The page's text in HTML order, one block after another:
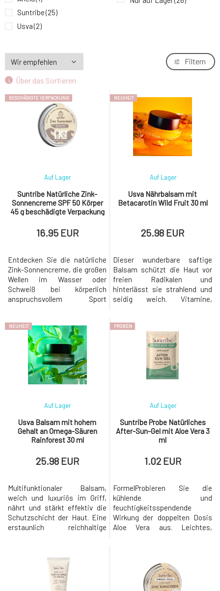
9.
Suntribe Natürliches After-Sun-Gel mit Aloe
Suntribe(25)
Usva(2)
Über das Sortieren
Filtern
BESCHÄDIGTE VERPACKUNG
Suntribe Natürliche Zink-
Sonnencreme SPF 50 Körper
45 g beschädigte Verpackung
Auf Lager
16.95 EUR
Entdecken Sie die natürliche
Zink-Sonnencreme, die großen
Wellen im Wasser oder
Schweiß bei körperlich
anspruchsvollem Sport
Korallenriffe schädigen) und
brennt nicht bei Kontakt mit
den Augen. Dies ist die beste
Zink-Sonnencreme, die Sie auf
dem Markt finden
können.Sonnencreme für spo
NEUHEIT
Usva Nährbalsam mit
Betacarotin Wild Fruit 30 ml
Auf Lager
25.98 EUR
Dieser wunderbare saftige
Balsam schützt die Haut vor
freien Radikalen und
hinterlässt sie strahlend und
seidig weich. Vitamine,
und unterstützen effektiv die
Regeneration der Haut. Der
hohe Gehalt an Beta-Carotin
im Buriti-Öl unterstützt die
Gesundheit der Haut und
schützt sie
NEUHEIT
Usva Balsam mit hohem
Gehalt an Omega-Säuren
Rainforest 30 ml
Auf Lager
25.98 EUR
Multifunktionaler Balsam,
weich und luxuriös im Griff,
nährt und stärkt effektiv die
Schutzschicht der Haut. Eine
erstaunlich reichhaltige
Regenwaldes, einschließlich
Kukui- und
Macadamianussölen, stärkt
die Haut mit essentiellen
PROBEN
Suntribe Probe Natürliches
After-Sun-Gel mit Aloe Vera 3
ml
Auf Lager
1.02 EUR
FormelProbieren Sie die
kühlende und
feuchtigkeitsspendende
Wirkung der doppelten Dosis
Aloe Vera aus. Leichtes,
Natriumhyaluronat ergänzen
die nach einem Tag in der
Sonne verlorene Feuchtigkeit